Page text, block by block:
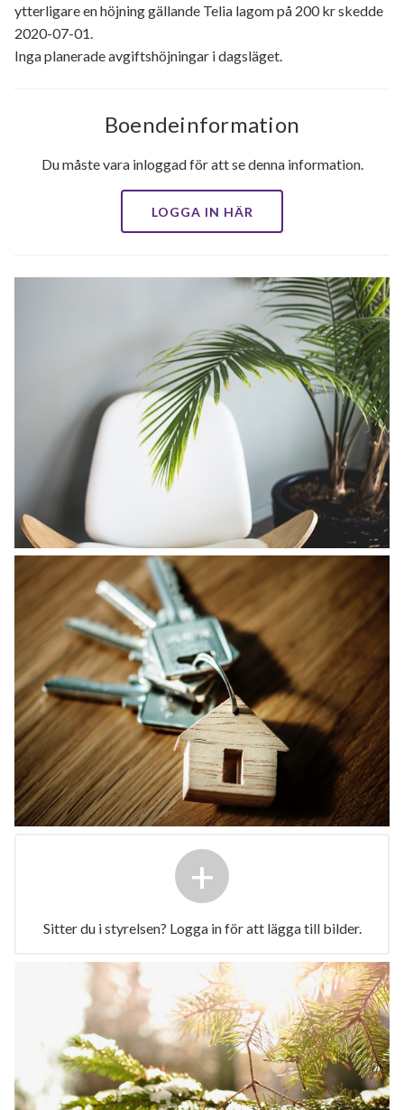
ytterligare en höjning gällande Telia lagom på 200 kr skedde
2020-07-01.
Inga planerade avgiftshöjningar i dagsläget.
Boendeinformation
Du måste vara inloggad för att se denna information.
LOGGA IN HÄR
+
Sitter du i styrelsen? Logga in för att lägga till bilder.